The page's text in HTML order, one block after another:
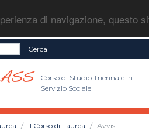
di navigazione, questo
Cerca
Corso di Studio Triennale in
Servizio Sociale
Il Corso di Laurea Avvisi